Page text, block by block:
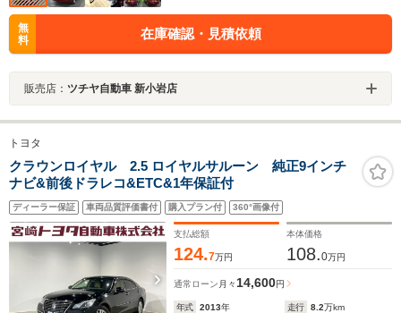
無
料
在庫確認・見積依頼
販売店： ツチヤ自動車 新小岩店
トヨタ
クラウンロイヤル 2.5 ロイヤルサルーン 純正9インチ
ナビ&前後ドラレコ&ETC&1年保証付
ディーラー保証 車両品質評価書付 購入プラン付 360°画像付
支払総額
124.7万円
本体価格
108.0万円
通常ローン 月々 14,600円
年式 2013年 走行 8.2万km